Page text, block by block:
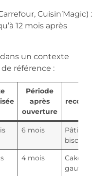
Cuisin’Magic) :
12 mois après
un contexte
référence :
Période
après
ouverture
6 mois
Pâtisseries,
biscuits
4 mois
Cakes,
gaufres